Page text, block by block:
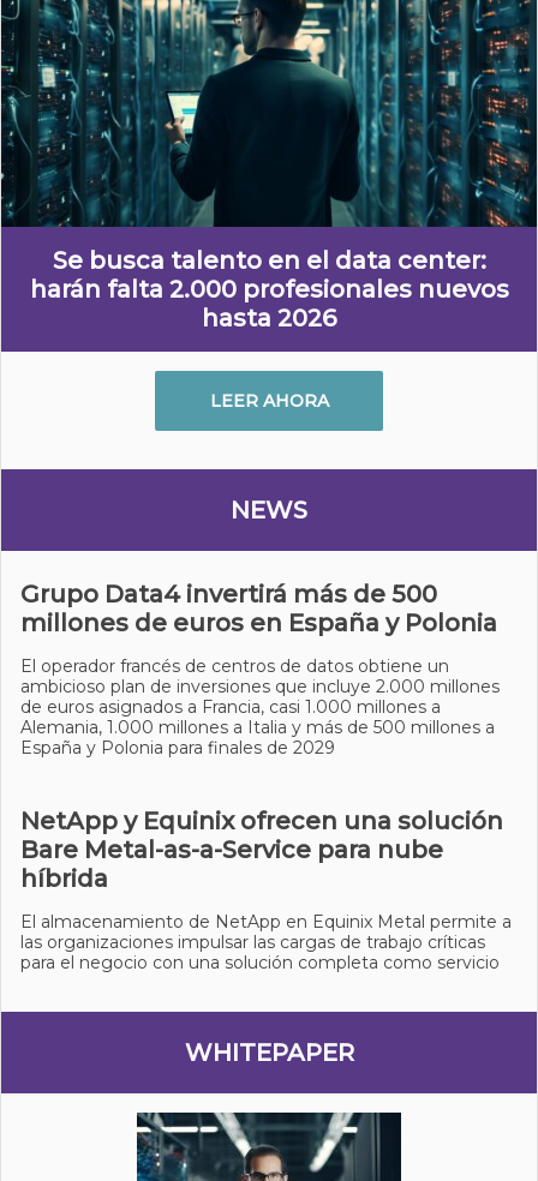
Se busca talento en el data center:
harán falta 2.000 profesionales nuevos
hasta 2026
LEER AHORA
NEWS
Grupo Data4 invertirá más de 500
millones de euros en España y Polonia
El operador francés de centros de datos obtiene un
ambicioso plan de inversiones que incluye 2.000 millones
de euros asignados a Francia, casi 1.000 millones a
Alemania, 1.000 millones a Italia y más de 500 millones a
España y Polonia para finales de 2029
NetApp y Equinix ofrecen una solución
Bare Metal-as-a-Service para nube
híbrida
El almacenamiento de NetApp en Equinix Metal permite a
las organizaciones impulsar las cargas de trabajo críticas
para el negocio con una solución completa como servicio
WHITEPAPER